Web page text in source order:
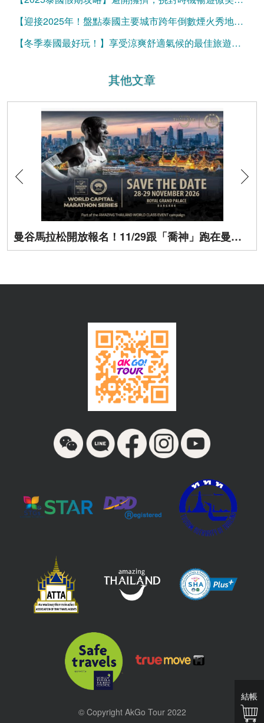
結帳
【迎接2025年！盤點泰國主要城市跨年倒數煙火秀地點】
【冬季泰國最好玩！】享受涼爽舒適氣候的最佳旅遊秘訣
其他文章
曼谷馬拉松開放報名！11/29跟「喬神」跑在曼谷街頭
© Copyright AkGo Tour 2022